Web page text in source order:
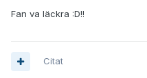
Fan va läckra :D!!
Citat